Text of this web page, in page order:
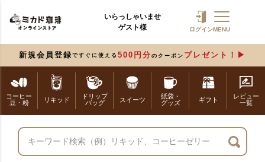
いらっしゃいませ
ゲスト様
ログインMENU
新規会員登録 ですぐに使える 500円分 のクーポン プレゼント！
コーヒー
豆・粉
リキッド
ドリップ
バッグ
スイーツ
紙袋・
グッズ
ギフト
レビュー
一覧